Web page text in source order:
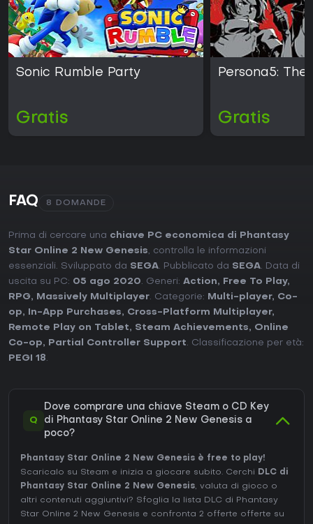
Sonic Rumble Party
Gratis
Persona5:
Gratis
FAQ 8 DOMANDE
Prima di cercare una chiave PC economica di Phantasy
Star Online 2 New Genesis, controlla le informazioni
essenziali. Sviluppato da SEGA. Pubblicato da SEGA. Data di
uscita su PC: 05 ago 2020. Generi: Action, Free To Play,
RPG, Massively Multiplayer. Categorie: Multi-player, Co-
op, In-App Purchases, Cross-Platform Multiplayer,
Remote Play on Tablet, Steam Achievements, Online
Co-op, Partial Controller Support. Classificazione per età:
PEGI 18.
Q
Dove comprare una chiave Steam o CD Key
di Phantasy Star Online 2 New Genesis a
poco?
Phantasy Star Online 2 New Genesis è free to play!
Scaricalo su Steam e inizia a giocare subito. Cerchi DLC di
Phantasy Star Online 2 New Genesis, valuta di gioco o
altri contenuti aggiuntivi? Sfoglia la lista DLC di Phantasy
Star Online 2 New Genesis e confronta 2 offerte offerte su